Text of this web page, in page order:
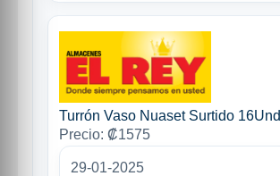
Turrón Vaso Nuaset Surtido 16Und
Precio: ₡1575
29-01-2025